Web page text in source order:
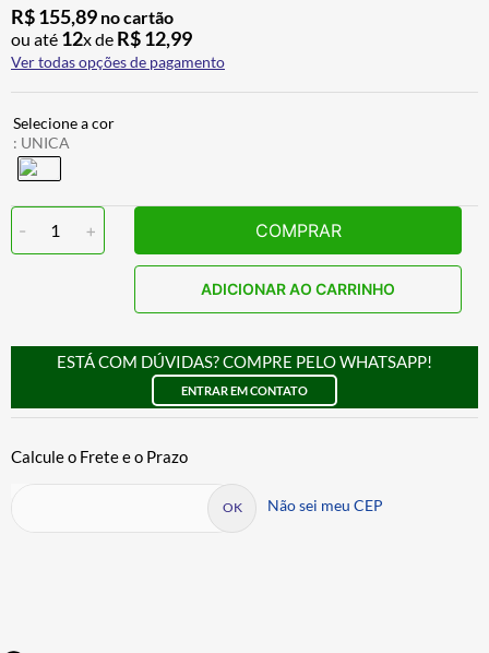
R$155,89 no cartão
ou até 12x de R$12,99
Ver todas opções de pagamento
: UNICA
- 1 + COMPRAR
ADICIONAR AO CARRINHO
ESTÁ COM DÚVIDAS? COMPRE PELO WHATSAPP!
ENTRAR EM CONTATO
Não sei meu CEP